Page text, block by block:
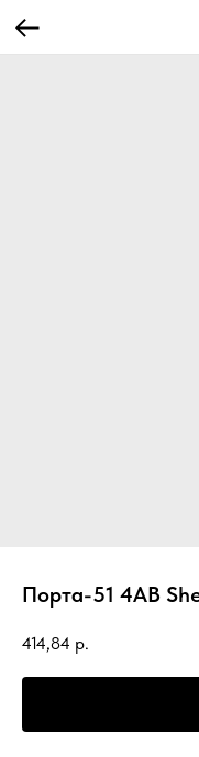
Порта-51 4AB
414,84 р.